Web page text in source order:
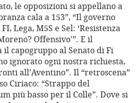
le opposizioni si appellano a
cala a 153”, “Il governo
Lega, M5S e Sel: ‘Resistenza
Offensivo'”. E il
capogruppo al Senato di Fi
ignorato ogni nostra richiesta,
all’Aventino”. Il “retroscena”
Ciriaco: “Strappo del
più basso per il Colle”. Dove si